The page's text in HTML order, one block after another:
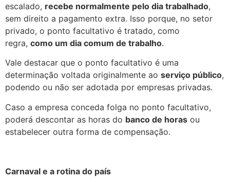
escalado, recebe normalmente pelo dia trabalhado,
sem direito a pagamento extra. Isso porque, no setor
privado, o ponto facultativo é tratado, como
regra, como um dia comum de trabalho.
Vale destacar que o ponto facultativo é uma
determinação voltada originalmente ao serviço público,
podendo ou não ser adotada por empresas privadas.
Caso a empresa conceda folga no ponto facultativo,
poderá descontar as horas do banco de horas ou
estabelecer outra forma de compensação.
Carnaval e a rotina do país